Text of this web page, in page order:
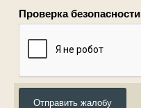
Проверка безопасности
Отправить жалобу